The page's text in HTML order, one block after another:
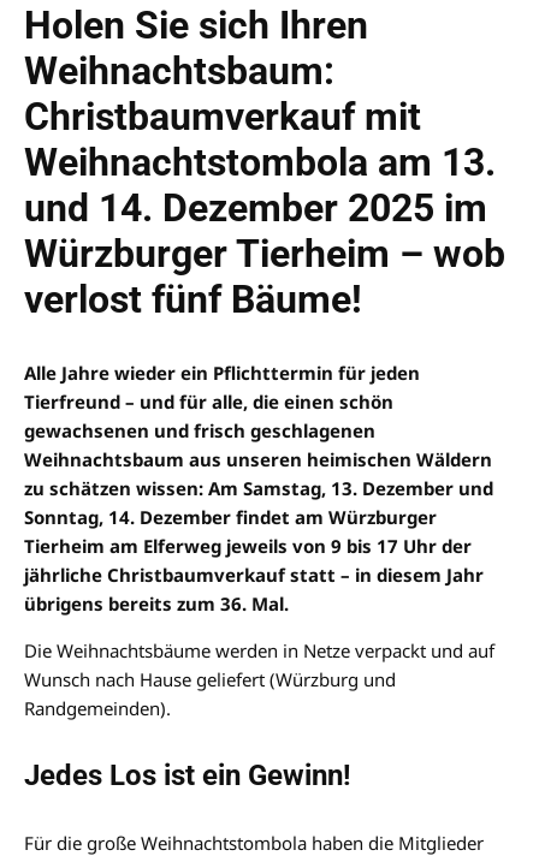
Holen Sie sich Ihren
Weihnachtsbaum:
Christbaumverkauf mit
Weihnachtstombola am 13.
und 14. Dezember 2025 im
Würzburger Tierheim – wob
verlost fünf Bäume!
Alle Jahre wieder ein Pflichttermin für jeden
Tierfreund – und für alle, die einen schön
gewachsenen und frisch geschlagenen
Weihnachtsbaum aus unseren heimischen Wäldern
zu schätzen wissen: Am Samstag, 13. Dezember und
Sonntag, 14. Dezember findet am Würzburger
Tierheim am Elferweg jeweils von 9 bis 17 Uhr der
jährliche Christbaumverkauf statt – in diesem Jahr
übrigens bereits zum 36. Mal.
Die Weihnachtsbäume werden in Netze verpackt und auf
Wunsch nach Hause geliefert (Würzburg und
Randgemeinden).
Jedes Los ist ein Gewinn!
Für die große Weihnachtstombola haben die Mitglieder